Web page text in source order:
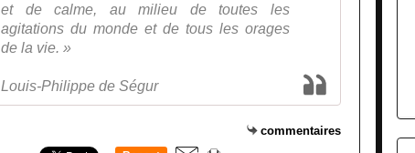
et de calme, au milieu de toutes les
agitations du monde et de tous les orages
de la vie. »
Louis-Philippe de Ségur
commentaires